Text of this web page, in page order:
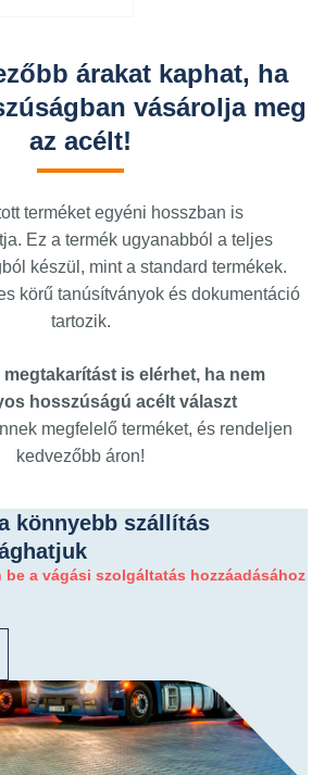
árakat kaphat, ha
vásárolja meg
az acélt!
terméket egyéni hosszban is
Ez a termék ugyanabból a teljes
készül, mint a standard termékek.
körű tanúsítványok és dokumentáció
tartozik.
megtakarítást is elérhet, ha nem
hosszúságú acélt választ
megfelelő terméket, és rendeljen
kedvezőbb áron!
könnyebb szállítás
be a vágási szolgáltatás hozzáadásához